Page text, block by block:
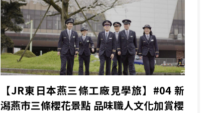
【JR東日本燕三條工廠見學旅】#04 新
潟燕市三條櫻花景點 品味職人文化加賞櫻